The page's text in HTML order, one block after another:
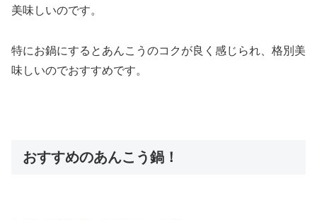
美味しいのです。
特にお鍋にするとあんこうのコクが良く感じられ、格別美
味しいのでおすすめです。
おすすめのあんこう鍋！